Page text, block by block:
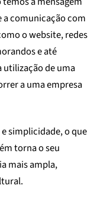
a comunicação com
o website, redes
e até
utilização de uma
a uma empresa
simplicidade, o que
torna o seu
mais ampla,